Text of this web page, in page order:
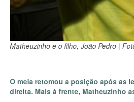
Matheuzinho e o filho, João Pedro |
O meia retomou a posição após as
direita. Mais à frente, Matheuzinho